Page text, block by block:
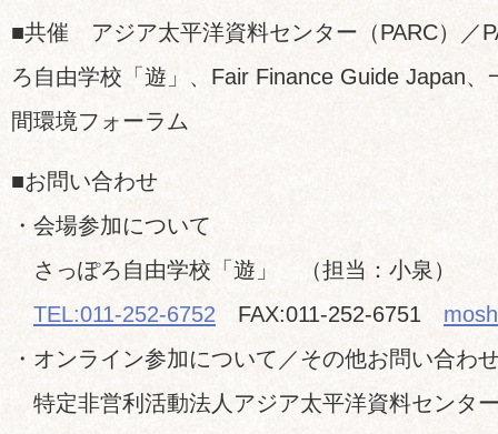
■共催 アジア太平洋資料センター（PARC）／
ろ自由学校「遊」、Fair Finance Guide Japan
間環境フォーラム
■お問い合わせ
・会場参加について
さっぽろ自由学校「遊」 （担当：小泉）
TEL:011-252-6752 FAX:011-252-6751
・オンライン参加について／その他お問い合わ
特定非営利活動法人アジア太平洋資料センタ